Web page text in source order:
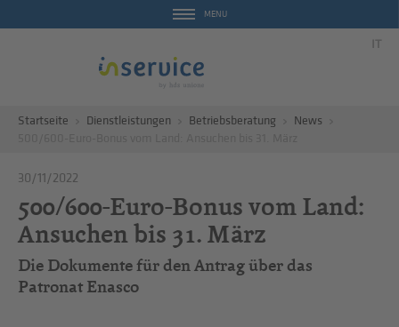
MENU
IT
Startseite Dienstleistungen Betriebsberatung
News
30/11/2022
500/600-Euro-Bonus vom Land:
Ansuchen bis 31. März
Die Dokumente für den Antrag über das
Patronat Enasco